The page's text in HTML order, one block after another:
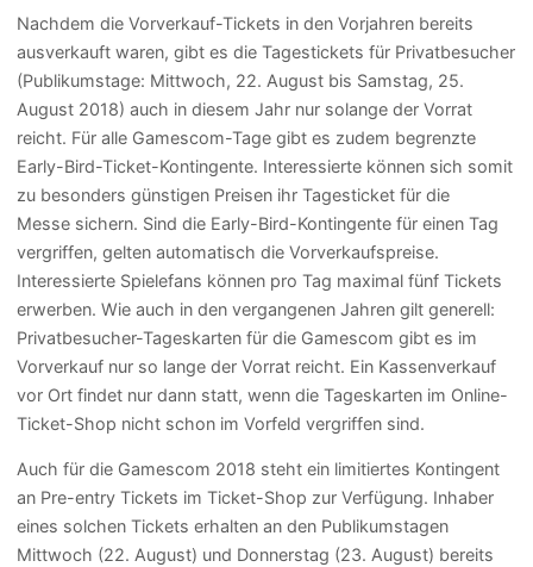
Nachdem die Vorverkauf-Tickets in den Vorjahren bereits
ausverkauft waren, gibt es die Tagestickets für Privatbesucher
(Publikumstage: Mittwoch, 22. August bis Samstag, 25.
August 2018) auch in diesem Jahr nur solange der Vorrat
reicht. Für alle Gamescom-Tage gibt es zudem begrenzte
Early-Bird-Ticket-Kontingente. Interessierte können sich somit
zu besonders günstigen Preisen ihr Tagesticket für die
Messe sichern. Sind die Early-Bird-Kontingente für einen Tag
vergriffen, gelten automatisch die Vorverkaufspreise.
Interessierte Spielefans können pro Tag maximal fünf Tickets
erwerben. Wie auch in den vergangenen Jahren gilt generell:
Privatbesucher-Tageskarten für die Gamescom gibt es im
Vorverkauf nur so lange der Vorrat reicht. Ein Kassenverkauf
vor Ort findet nur dann statt, wenn die Tageskarten im Online-
Ticket-Shop nicht schon im Vorfeld vergriffen sind.
Auch für die Gamescom 2018 steht ein limitiertes Kontingent
an Pre-entry Tickets im Ticket-Shop zur Verfügung. Inhaber
eines solchen Tickets erhalten an den Publikumstagen
Mittwoch (22. August) und Donnerstag (23. August) bereits